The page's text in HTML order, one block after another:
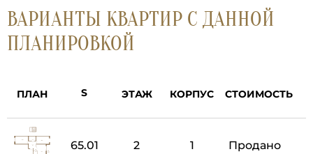
ВАРИАНТЫ КВАРТИР С ДАННОЙ
ПЛАНИРОВКОЙ
ПЛАН ЭТАЖ КОРПУС СТОИМОСТЬ
65.01 2 1 Продано